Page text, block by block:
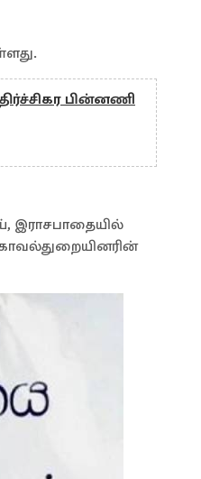
பின்னணி
இராசபாதையில்